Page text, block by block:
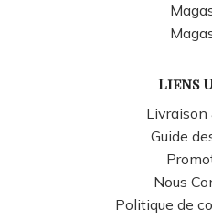
Liens
Livraison
Guide
Nous
Politique de